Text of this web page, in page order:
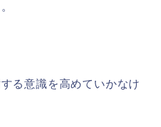
る意識を高めていかなけ